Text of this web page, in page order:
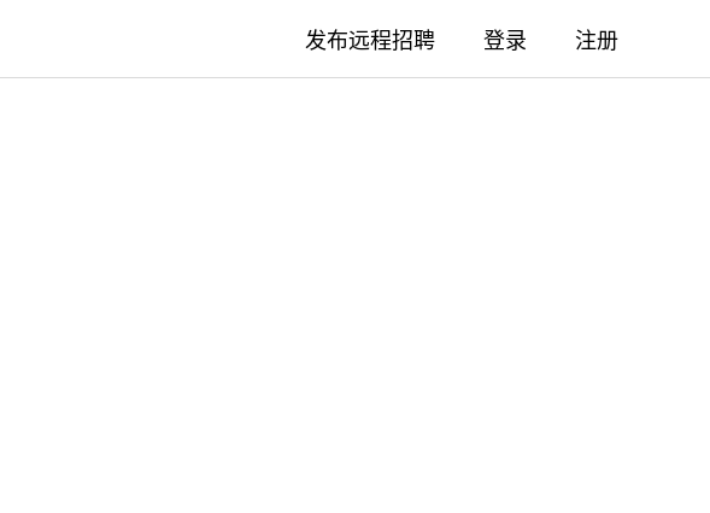
发布远程招聘 登录 注册